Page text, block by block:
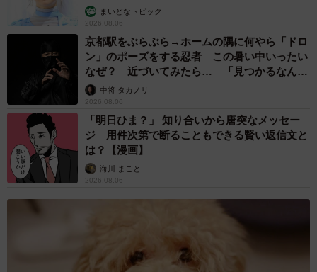
まいどなトピック
2026.08.06
京都駅をぶらぶら→ホームの隅に何やら「ドロ
ン」のポーズをする忍者 この暑い中いったい
なぜ？ 近づいてみたら… 「見つかるなんて
未熟」中将 タカノリ
2026.08.06
「明日ひま？」 知り合いから唐突なメッセー
ジ 用件次第で断ることもできる賢い返信文と
は？【漫画】
海川 まこと
2026.08.06